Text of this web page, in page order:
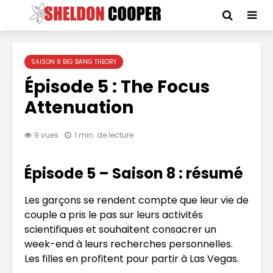
SAISON 8 BIG BANG THEORY
Épisode 5 : The Focus
Attenuation
9 vues 1 min. de lecture
Épisode 5 – Saison 8 : résumé
Les garçons se rendent compte que leur vie de
couple a pris le pas sur leurs activités
scientifiques et souhaitent consacrer un
week-end à leurs recherches personnelles.
Les filles en profitent pour partir à Las Vegas.